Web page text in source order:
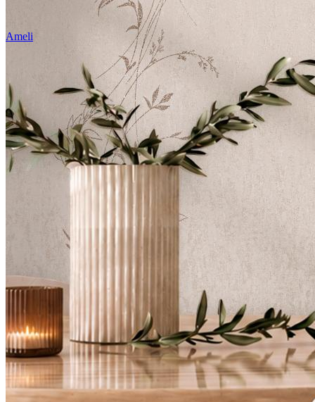
Ameli